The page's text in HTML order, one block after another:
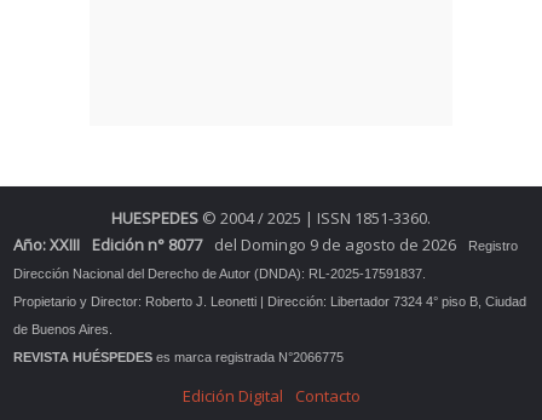
HUESPEDES © 2004 / 2025 | ISSN 1851-3360.
Año: XXIII
Edición n° 8077 del Domingo 9 de agosto de 2026
Registro
Dirección Nacional del Derecho de Autor (DNDA): RL-2025-17591837.
Propietario y Director: Roberto J. Leonetti | Dirección: Libertador 7324 4° piso B, Ciudad
de Buenos Aires.
REVISTA HUÉSPEDES es marca registrada N°2066775
Edición Digital Contacto